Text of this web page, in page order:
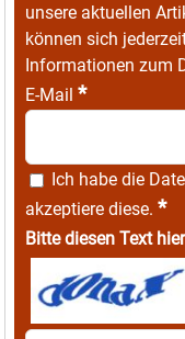
unsere aktuellen
können sich
Informationen zum
E-Mail *
Ich habe die
akzeptiere diese. *
Bitte diesen Text